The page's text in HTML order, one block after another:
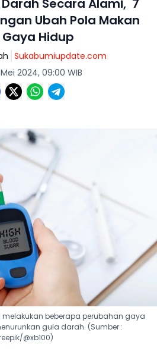
Secara Alami, 7
Ubah Pola Makan
Hidup
Sukabumiupdate.com
2024, 09:00 WIB
beberapa perubahan gaya
gula darah. (Sumber :
@xb100)